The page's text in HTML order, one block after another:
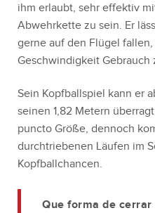
ihm erlaubt, sehr effektiv
Abwehrkette zu sein. Er
gerne auf den Flügel
Geschwindigkeit Gebrauch
Sein Kopfballspiel kann er
seinen 1,82 Metern
puncto Größe, dennoch
durchtriebenen Läufen im
Kopfballchancen.
Que forma de